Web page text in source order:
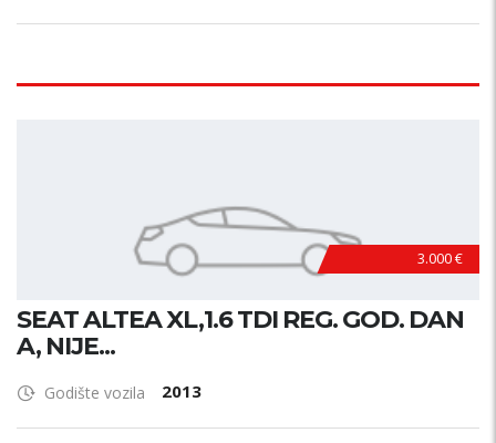
3.000 €
SEAT ALTEA XL,1.6 TDI REG. GOD. DAN
A, NIJE...
Godište vozila 2013